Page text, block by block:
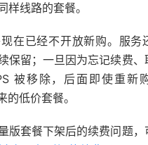
样线路的套餐。
在已经不开放新购。服务
保留；一旦因为忘记续费、
被移除，后面即使重新
的低价套餐。
版套餐下架后的续费问题，